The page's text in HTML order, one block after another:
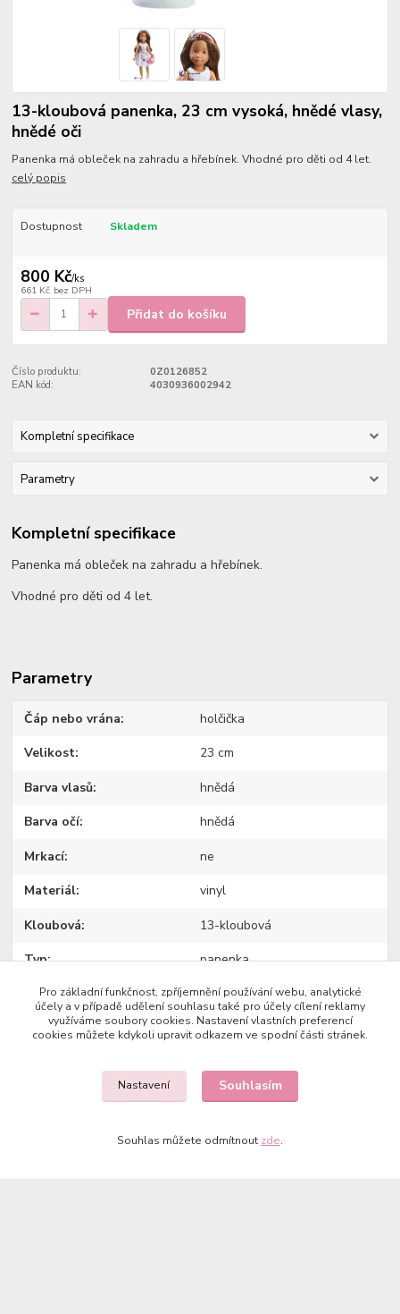
13-kloubová panenka, 23 cm vysoká, hnědé vlasy,
hnědé oči
Panenka má obleček na zahradu a hřebínek. Vhodné pro děti od 4 let.
celý popis
Dostupnost Skladem
800 Kč/ks
661 Kč bez DPH
Přidat do košíku
Číslo produktu:
0Z0126852
EAN kód:
4030936002942
Kompletní specifikace
Parametry
Kompletní specifikace
Panenka má obleček na zahradu a hřebínek.
Vhodné pro děti od 4 let.
Parametry
Čáp nebo vrána holčička
Velikost 23 cm
Barva vlasů hnědá
Barva očí hnědá
Mrkací ne
Materiál vinyl
Kloubová 13-kloubová
Typ panenka
Výrobce Kruselings
Zboží zařazeno v kategoriích
Panenky KRUSELINGS
Pro základní funkčnost, zpříjemnění používání webu, analytické
účely a v případě udělení souhlasu také pro účely cílení reklamy
využíváme soubory cookies. Nastavení vlastních preferencí
cookies můžete kdykoli upravit odkazem ve spodní části stránek.
Nastavení Souhlasím
Souhlas můžete odmítnout zde.